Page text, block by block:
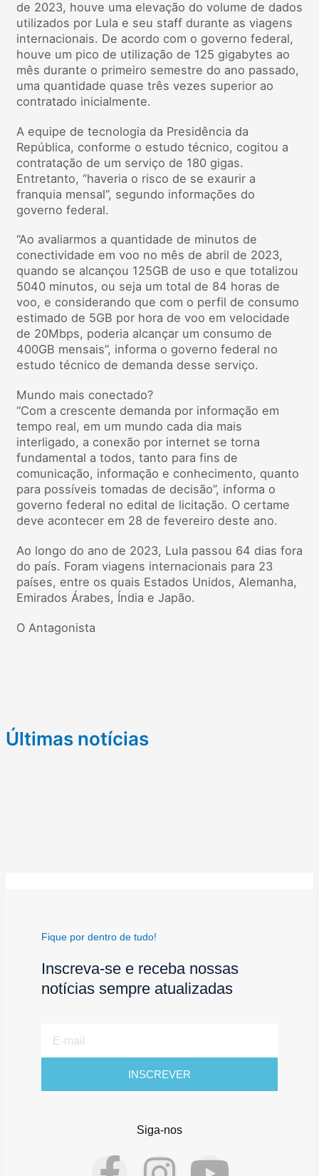
de 2023, houve uma elevação do volume de dados
utilizados por Lula e seu staff durante as viagens
internacionais. De acordo com o governo federal,
houve um pico de utilização de 125 gigabytes ao
mês durante o primeiro semestre do ano passado,
uma quantidade quase três vezes superior ao
contratado inicialmente.
A equipe de tecnologia da Presidência da
República, conforme o estudo técnico, cogitou a
contratação de um serviço de 180 gigas.
Entretanto, “haveria o risco de se exaurir a
franquia mensal”, segundo informações do
governo federal.
“Ao avaliarmos a quantidade de minutos de
conectividade em voo no mês de abril de 2023,
quando se alcançou 125GB de uso e que totalizou
5040 minutos, ou seja um total de 84 horas de
voo, e considerando que com o perfil de consumo
estimado de 5GB por hora de voo em velocidade
de 20Mbps, poderia alcançar um consumo de
400GB mensais”, informa o governo federal no
estudo técnico de demanda desse serviço.
Mundo mais conectado?
“Com a crescente demanda por informação em
tempo real, em um mundo cada dia mais
interligado, a conexão por internet se torna
fundamental a todos, tanto para fins de
comunicação, informação e conhecimento, quanto
para possíveis tomadas de decisão”, informa o
governo federal no edital de licitação. O certame
deve acontecer em 28 de fevereiro deste ano.
Ao longo do ano de 2023, Lula passou 64 dias fora
do país. Foram viagens internacionais para 23
países, entre os quais Estados Unidos, Alemanha,
Emirados Árabes, Índia e Japão.
O Antagonista
Últimas notícias
Fique por dentro de tudo!
Inscreva-se e receba nossas
notícias sempre atualizadas
mail
INSCREVER
Siga-nos